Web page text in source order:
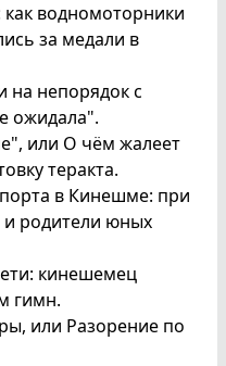
водномоторники
за медали в
на непорядок с
ожидала".
или О чём жалеет
теракта.
в Кинешме: при
и родители юных
кинешемец
гимн.
или Разорение по